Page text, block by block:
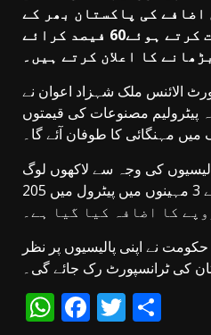
اضافے کی پاکستان بھر کے
ٹرانسپورٹرز مذمت کرتے ہوئے60 فیصد کرائے
بڑھانے کا اعلان کرتے ہیں۔
الائنس ملک شہزاد اعوان نے
پیٹرولیم مصنوعات کی قیمتوں
مہنگائی کا طوفان آئے گا۔
کی وجہ سے لاکھوں لوگ
بیروزگار ہورہے ہیں، پچھلے 3 مہینوں میں پیٹرول میں 205
نے اپنی پالیسیوں پر نظر
کی ٹرانسپورٹ رک جائے گی۔
WhatsApp
Facebook
Twitter